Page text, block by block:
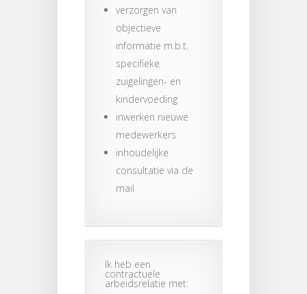
verzorgen van
objectieve
informatie m.b.t.
specifieke
zuigelingen- en
kindervoeding
inwerken nieuwe
medewerkers
inhoudelijke
consultatie via de
mail
Ik heb een
contractuele
arbeidsrelatie met: